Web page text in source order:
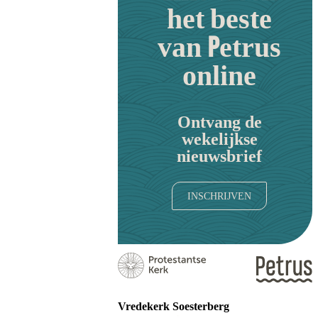
het beste
van Petrus
online
Ontvang de
wekelijkse
nieuwsbrief
INSCHRIJVEN
Vredekerk Soesterberg